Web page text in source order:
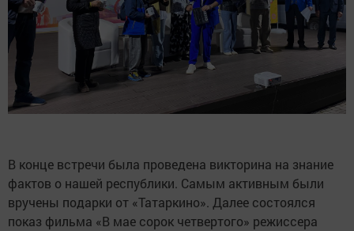
В конце встречи была проведена викторина на знание
фактов о нашей республики. Самым активным были
вручены подарки от «Татаркино». Далее состоялся
показ фильма «В мае сорок четвертого» режиссера